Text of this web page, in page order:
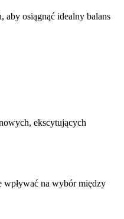
osiągnąć idealny balans
ekscytujących
wpływać na wybór między